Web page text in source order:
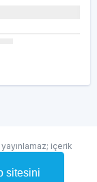
sitesini
içerik